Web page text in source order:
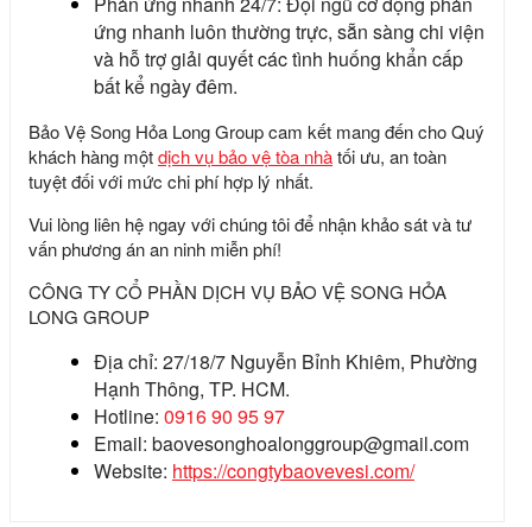
ứng nhanh luôn thường trực, sẵn sàng chi viện
và hỗ trợ giải quyết các tình huống khẩn cấp
bất kể ngày đêm.
Bảo Vệ Song Hỏa Long Groupcam kết mang đến cho Quý
khách hàng mộtdịch vụ bảo vệ tòa nhàtối ưu, an toàn
tuyệt đối với mức chi phí hợp lý nhất.
Vui lòng liên hệ ngay với chúng tôi để nhận khảo sát và tư
vấn phương án an ninh miễn phí!
CÔNG TY CỔ PHẦN DỊCH VỤ BẢO VỆ SONG HỎA
LONG GROUP
Địa chỉ: 27/18/7 Nguyễn Bỉnh Khiêm, Phường
Hạnh Thông, TP. HCM.
Hotline: 0916 90 95 97
Email: baovesonghoalonggroup@gmail.com
Website: https://congtybaovevesi.com/